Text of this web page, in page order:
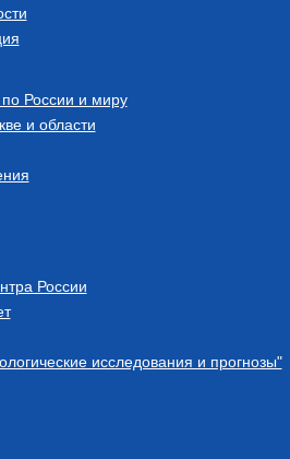
России и миру
и области
России
исследования и прогнозы"